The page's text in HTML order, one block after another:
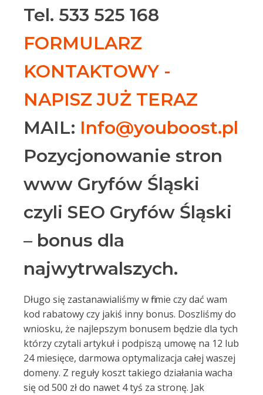
Tel. 533 525 168
FORMULARZ
KONTAKTOWY -
NAPISZ JUŻ TERAZ
MAIL: Info@youboost.pl
Pozycjonowanie stron
www Gryfów Śląski
czyli SEO Gryfów Śląski
– bonus dla
najwytrwalszych.
Długo się zastanawialiśmy w firmie czy dać wam
kod rabatowy czy jakiś inny bonus. Doszliśmy do
wniosku, że najlepszym bonusem będzie dla tych
którzy czytali artykuł i podpiszą umowę na 12 lub
24 miesięce, darmowa optymalizacja całej waszej
domeny. Z reguły koszt takiego działania wacha
się od 500 zł do nawet 4 tyś za stronę. Jak